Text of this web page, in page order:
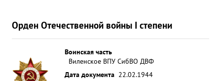
Орден Отечественной войны I степени
Воинская часть
Виленское ВПУ СибВО ДВФ
Дата документа 22.02.1944